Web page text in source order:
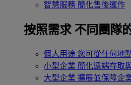
智慧服務 簡化售後運作
按照需求 不同團隊
個人用途 您可從任何地
小型企業 簡化遠端存取
大型企業 擴展並保障企